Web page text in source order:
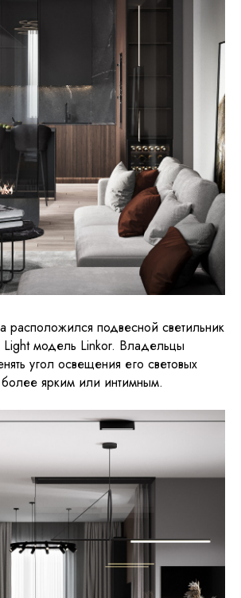
расположился подвесной светильник
Light модель Linkor. Владельцы
угол освещения его световых
ярким или интимным.